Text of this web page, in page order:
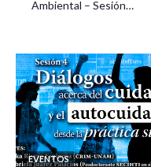
Ambiental – Sesión…
EVENTOS